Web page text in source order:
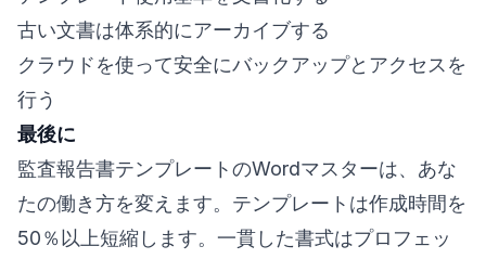
古い文書は体系的にアーカイブする
クラウドを使って安全にバックアップとアクセスを
行う
最後に
監査報告書テンプレートのWordマスターは、あな
たの働き方を変えます。テンプレートは作成時間を
50％以上短縮します。一貫した書式はプロフェッ